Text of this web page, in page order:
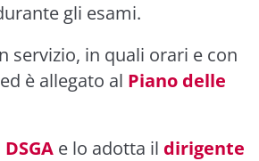
gli esami.
servizio, in quali orari e con
è allegato al Piano delle
DSGA e lo adotta il dirigente